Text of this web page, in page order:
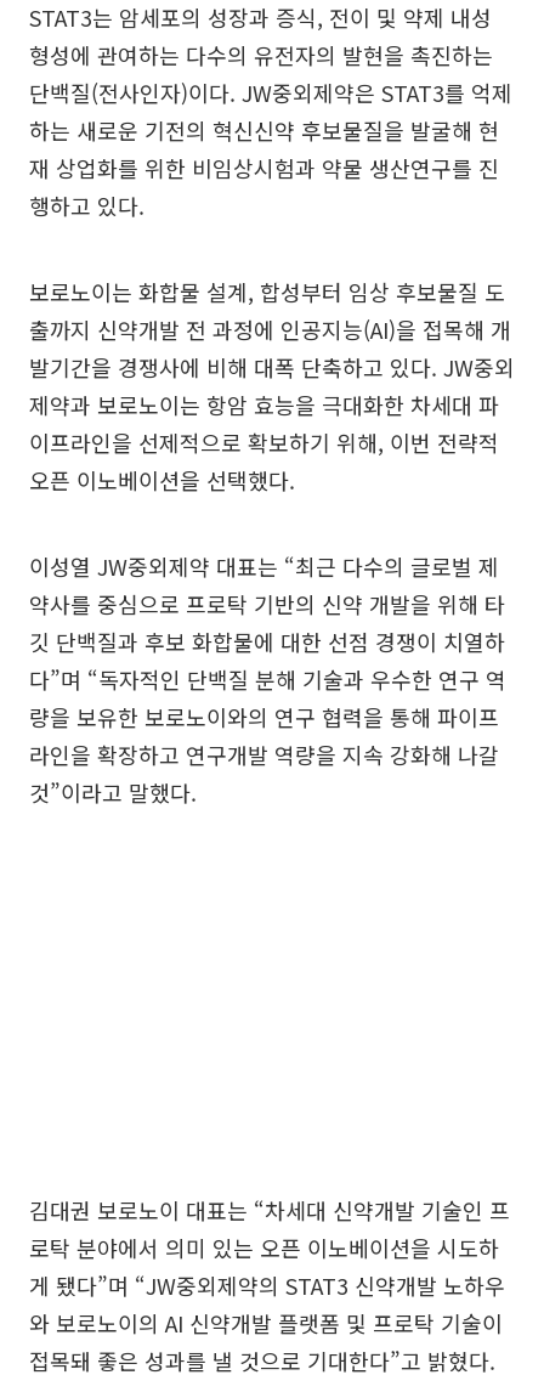
STAT3는 암세포의 성장과 증식, 전이 및 약제 내성
형성에 관여하는 다수의 유전자의 발현을 촉진하는
단백질(전사인자)이다. JW중외제약은 STAT3를 억제
하는 새로운 기전의 혁신신약 후보물질을 발굴해 현
재 상업화를 위한 비임상시험과 약물 생산연구를 진
행하고 있다.
보로노이는 화합물 설계, 합성부터 임상 후보물질 도
출까지 신약개발 전 과정에 인공지능(AI)을 접목해 개
발기간을 경쟁사에 비해 대폭 단축하고 있다. JW중외
제약과 보로노이는 항암 효능을 극대화한 차세대 파
이프라인을 선제적으로 확보하기 위해, 이번 전략적
오픈 이노베이션을 선택했다.
이성열 JW중외제약 대표는 “최근 다수의 글로벌 제
약사를 중심으로 프로탁 기반의 신약 개발을 위해 타
깃 단백질과 후보 화합물에 대한 선점 경쟁이 치열하
다”며 “독자적인 단백질 분해 기술과 우수한 연구 역
량을 보유한 보로노이와의 연구 협력을 통해 파이프
라인을 확장하고 연구개발 역량을 지속 강화해 나갈
것”이라고 말했다.
김대권 보로노이 대표는 “차세대 신약개발 기술인 프
로탁 분야에서 의미 있는 오픈 이노베이션을 시도하
게 됐다”며 “JW중외제약의 STAT3 신약개발 노하우
와 보로노이의 AI 신약개발 플랫폼 및 프로탁 기술이
접목돼 좋은 성과를 낼 것으로 기대한다”고 밝혔다.